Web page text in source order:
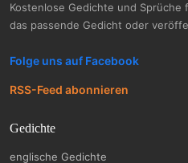
Kostenlose Gedichte und
das passende Gedicht oder
Folge uns auf Facebook
RSS-Feed abonnieren
Gedichte
englische Gedichte